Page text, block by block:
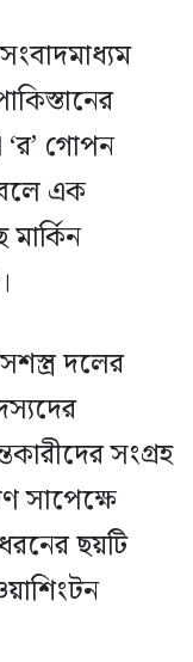
‘র’ গোপন
এক
দলের
সংগ্রহ
সাপেক্ষে
ছয়টি